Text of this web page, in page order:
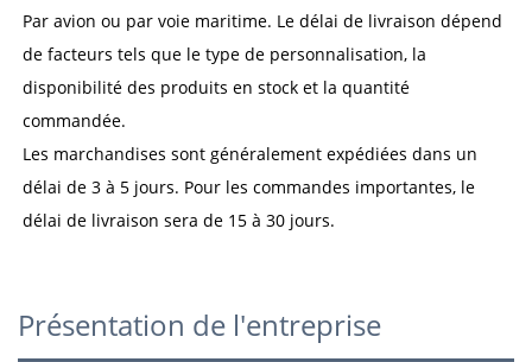
Par avion ou par voie maritime. Le délai de livraison dépend
de facteurs tels que le type de personnalisation, la
disponibilité des produits en stock et la quantité
commandée.
Les marchandises sont généralement expédiées dans un
délai de 3 à 5 jours. Pour les commandes importantes, le
délai de livraison sera de 15 à 30 jours.
Présentation de l'entreprise